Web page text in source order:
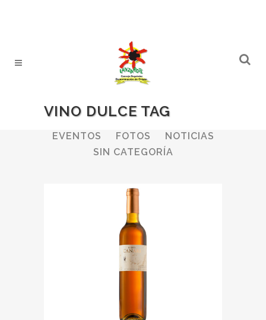
VINO DULCE TAG
ALL BODEGAS
BOLETINES
EVENTOS
FOTOS
NOTICIAS
SIN CATEGORÍA